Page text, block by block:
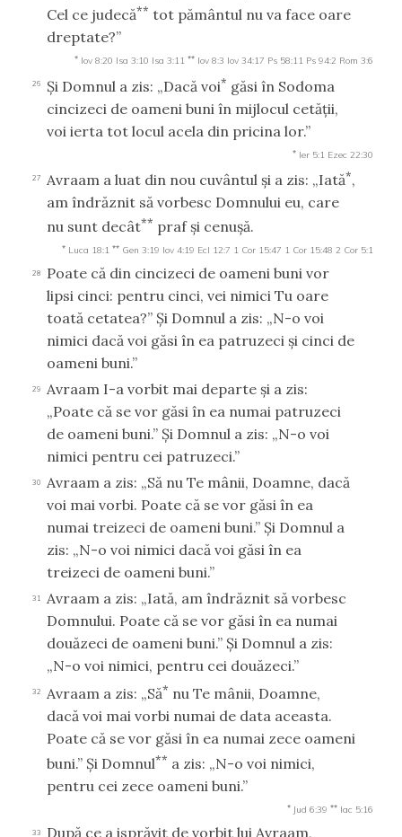
Cel ce judecă** tot pământul nu va face oare
dreptate?”
* Iov 8:20 Isa 3:10 Isa 3:11 ** Iov 8:3 Iov 34:17 Ps 58:11 Ps 94:2 Rom 3:6
26 Şi Domnul a zis: „Dacă voi* găsi în Sodoma
cincizeci de oameni buni în mijlocul cetăţii,
voi ierta tot locul acela din pricina lor.”
* Ier 5:1 Ezec 22:30
27 Avraam a luat din nou cuvântul şi a zis: „Iată*,
am îndrăznit să vorbesc Domnului eu, care
nu sunt decât** praf şi cenuşă.
* Luca 18:1 ** Gen 3:19 Iov 4:19 Ecl 12:7 1 Cor 15:47 1 Cor 15:48 2 Cor 5:1
28
Poate că din cincizeci de oameni buni vor
lipsi cinci: pentru cinci, vei nimici Tu oare
toată cetatea?” Şi Domnul a zis: „N-o voi
nimici dacă voi găsi în ea patruzeci şi cinci de
oameni buni.”
29
Avraam I-a vorbit mai departe şi a zis:
„Poate că se vor găsi în ea numai patruzeci
de oameni buni.” Şi Domnul a zis: „N-o voi
nimici pentru cei patruzeci.”
30
Avraam a zis: „Să nu Te mânii, Doamne, dacă
voi mai vorbi. Poate că se vor găsi în ea
numai treizeci de oameni buni.” Şi Domnul a
zis: „N-o voi nimici dacă voi găsi în ea
treizeci de oameni buni.”
31
Avraam a zis: „Iată, am îndrăznit să vorbesc
Domnului. Poate că se vor găsi în ea numai
douăzeci de oameni buni.” Şi Domnul a zis:
„N-o voi nimici, pentru cei douăzeci.”
32 Avraam a zis: „Să* nu Te mânii, Doamne,
dacă voi mai vorbi numai de data aceasta.
Poate că se vor găsi în ea numai zece oameni
buni.” Şi Domnul** a zis: „N-o voi nimici,
pentru cei zece oameni buni.”
* Jud 6:39 ** Iac 5:16
33
După ce a isprăvit de vorbit lui Avraam,